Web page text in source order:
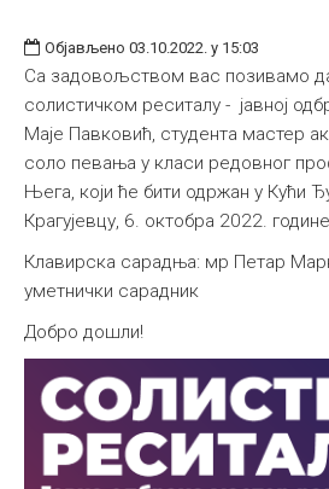
Издаваштво
Библиотека
Међународна
Објављено 03.10.2022. у 15:03
Са задовољством вас позивамо да
солистичком реситалу - јавној
Маје Павковић, студента мастер
соло певања у класи редовног
Њега, који ће бити одржан у Кући
Крагујевцу, 6. октобра 2022.
Клавирска сарадња: мр Петар
уметнички сарадник
Добро дошли!